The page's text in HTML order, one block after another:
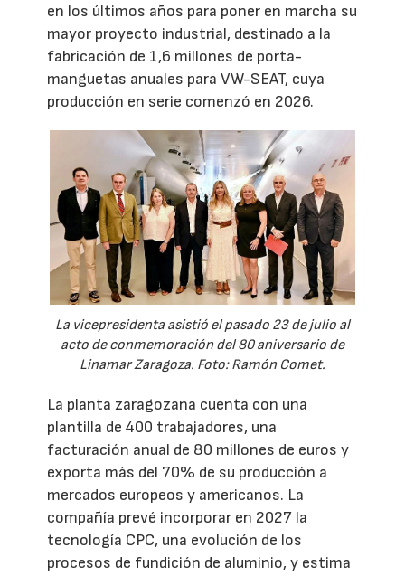
en los últimos años para poner en marcha su
mayor proyecto industrial, destinado a la
fabricación de 1,6 millones de porta-
manguetas anuales para VW-SEAT, cuya
producción en serie comenzó en 2026.
La vicepresidenta asistió el pasado 23 de julio al
acto de conmemoración del 80 aniversario de
Linamar Zaragoza. Foto: Ramón Comet.
La planta zaragozana cuenta con una
plantilla de 400 trabajadores, una
facturación anual de 80 millones de euros y
exporta más del 70% de su producción a
mercados europeos y americanos. La
compañía prevé incorporar en 2027 la
tecnología CPC, una evolución de los
procesos de fundición de aluminio, y estima